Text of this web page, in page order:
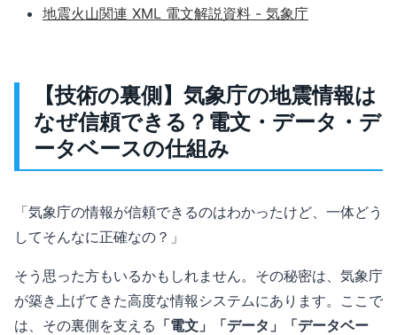
地震火山関連 XML 電文解説資料 - 気象庁
【技術の裏側】気象庁の地震情報は
なぜ信頼できる？電文・データ・デ
ータベースの仕組み
「気象庁の情報が信頼できるのはわかったけど、一体どう
してそんなに正確なの？」
そう思った方もいるかもしれません。その秘密は、気象庁
が築き上げてきた高度な情報システムにあります。ここで
は、その裏側を支える 「電文」「データ」「データベー